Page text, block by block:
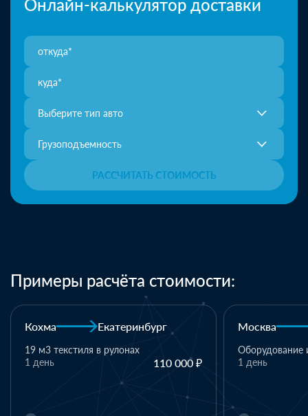
Онлайн-калькулятор доставки
Выберите тип авто
Грузоподъемность
РАССЧИТАТЬ СТОИМОСТЬ
Примеры расчёта стоимости:
Москва Казань
Оборудование и комплектующие
110 000 ₽
1 день
Казань
1 паллет -